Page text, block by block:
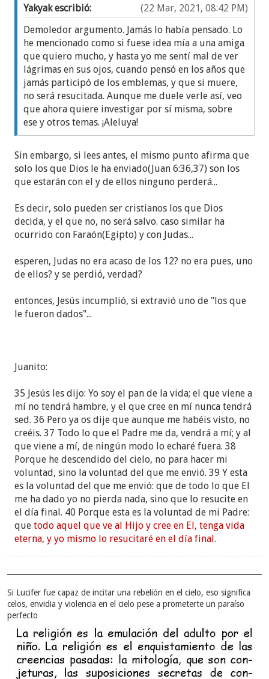
(22 Mar, 2021, 08:42 PM)
Yakyak escribió:
Demoledor argumento. Jamás lo había pensado. Lo
he mencionado como si fuese idea mía a una amiga
que quiero mucho, y hasta yo me sentí mal de ver
lágrimas en sus ojos, cuando pensó en los años que
jamás participó de los emblemas, y que si muere,
no será resucitada. Aunque me duele verle así, veo
que ahora quiere investigar por sí misma, sobre
ese y otros temas. ¡Aleluya!
Sin embargo, si lees antes, el mismo punto afirma que
solo los que Dios le ha enviado(Juan 6:36,37) son los
que estarán con el y de ellos ninguno perderá...
Es decir, solo pueden ser cristianos los que Dios
decida, y el que no, no será salvo. caso similar ha
ocurrido con Faraón(Egipto) y con Judas...
esperen, Judas no era acaso de los 12? no era pues, uno
de ellos? y se perdió, verdad?
entonces, Jesús incumplió, si extravió uno de "los que
le fueron dados"...
Juanito:
35 Jesús les dijo: Yo soy el pan de la vida; el que viene a
mí no tendrá hambre, y el que cree en mí nunca tendrá
sed. 36 Pero ya os dije que aunque me habéis visto, no
creéis. 37 Todo lo que el Padre me da, vendrá a mí; y al
que viene a mí, de ningún modo lo echaré fuera. 38
Porque he descendido del cielo, no para hacer mi
voluntad, sino la voluntad del que me envió. 39 Y esta
es la voluntad del que me envió: que de todo lo que El
me ha dado yo no pierda nada, sino que lo resucite en
el día final. 40 Porque esta es la voluntad de mi Padre:
quetodo aquel que ve al Hijo y cree en El, tenga vida
eterna, y yo mismo lo resucitaré en el día final.
Si Lucifer fue capaz de incitar una rebelión en el cielo, eso significa
celos, envidia y violencia en el cielo pese a prometerte un paraíso
perfecto